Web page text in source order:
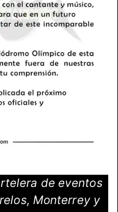
de eventos
Monterrey y